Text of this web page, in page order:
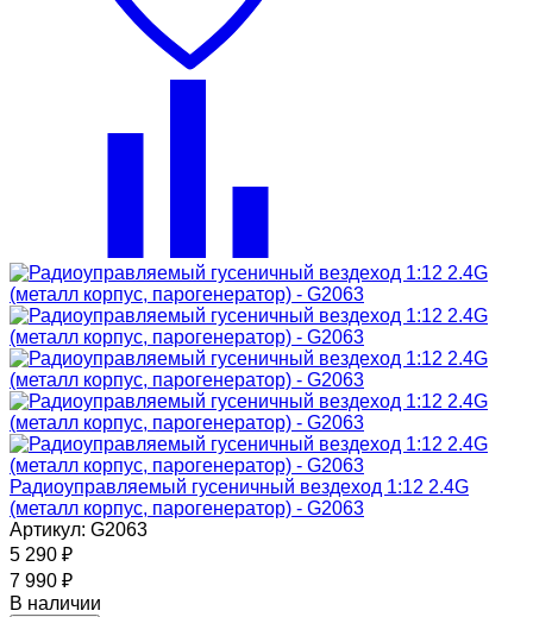
Радиоуправляемый гусеничный вездеход 1:12 2.4G
(металл корпус, парогенератор) - G2063
Артикул: G2063
5 290 ₽
7 990 ₽
В наличии